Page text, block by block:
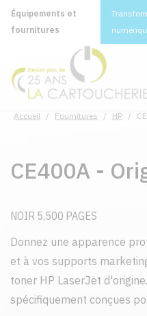
Équipements et
fournitures
Accueil / Fournitures / HP /
CE400A -
NOIR 5,500 PAGES
Donnez une apparence
et à vos supports
toner HP LaserJet
spécifiquement conçues